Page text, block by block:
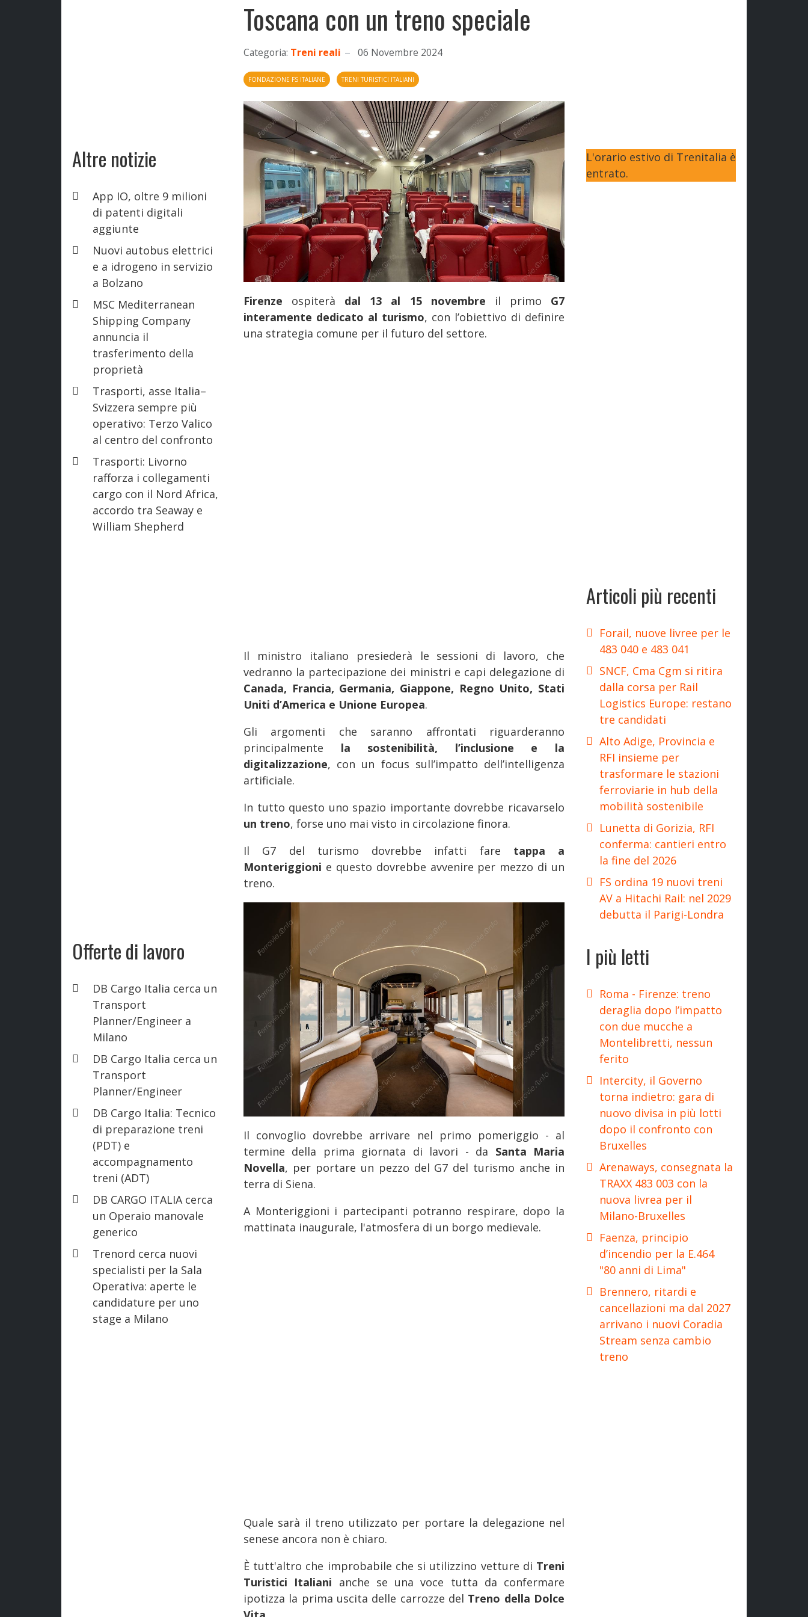
Altre notizie
App IO, oltre 9 milioni
di patenti digitali
aggiunte
Nuovi autobus elettrici
e a idrogeno in servizio
a Bolzano
MSC Mediterranean
Shipping Company
annuncia il
trasferimento della
proprietà
Trasporti, asse Italia–
Svizzera sempre più
operativo: Terzo Valico
al centro del confronto
Trasporti: Livorno
rafforza i collegamenti
cargo con il Nord Africa,
accordo tra Seaway e
William Shepherd
Offerte di lavoro
DB Cargo Italia cerca un
Transport
Planner/Engineer a
Milano
DB Cargo Italia cerca un
Transport
Planner/Engineer
DB Cargo Italia: Tecnico
di preparazione treni
(PDT) e
accompagnamento
treni (ADT)
DB CARGO ITALIA cerca
un Operaio manovale
generico
Trenord cerca nuovi
specialisti per la Sala
Operativa: aperte le
candidature per uno
stage a Milano
Toscana con un treno speciale
Categoria: Treni reali 06 Novembre 2024
FONDAZIONE FS ITALIANE TRENI TURISTICI ITALIANI
Firenze ospiterà dal 13 al 15 novembre il primo G7
interamente dedicato al turismo, con l’obiettivo di definire
una strategia comune per il futuro del settore.
Il ministro italiano presiederà le sessioni di lavoro, che
vedranno la partecipazione dei ministri e capi delegazione di
Canada, Francia, Germania, Giappone, Regno Unito, Stati
Uniti d’America e Unione Europea.
Gli argomenti che saranno affrontati riguarderanno
principalmente la sostenibilità, l’inclusione e la
digitalizzazione, con un focus sull’impatto dell’intelligenza
artificiale.
In tutto questo uno spazio importante dovrebbe ricavarselo
un treno, forse uno mai visto in circolazione finora.
Il G7 del turismo dovrebbe infatti fare tappa a
Monteriggioni e questo dovrebbe avvenire per mezzo di un
treno.
Il convoglio dovrebbe arrivare nel primo pomeriggio - al
termine della prima giornata di lavori - da Santa Maria
Novella, per portare un pezzo del G7 del turismo anche in
terra di Siena.
A Monteriggioni i partecipanti potranno respirare, dopo la
mattinata inaugurale, l'atmosfera di un borgo medievale.
Quale sarà il treno utilizzato per portare la delegazione nel
senese ancora non è chiaro.
È tutt'altro che improbabile che si utilizzino vetture di Treni
Turistici Italiani anche se una voce tutta da confermare
ipotizza la prima uscita delle carrozze del Treno della Dolce
L'orario estivo di Trenitalia è
entrato.
Articoli più recenti
Forail, nuove livree per le
483 040 e 483 041
SNCF, Cma Cgm si ritira
dalla corsa per Rail
Logistics Europe: restano
tre candidati
Alto Adige, Provincia e
RFI insieme per
trasformare le stazioni
ferroviarie in hub della
mobilità sostenibile
Lunetta di Gorizia, RFI
conferma: cantieri entro
la fine del 2026
FS ordina 19 nuovi treni
AV a Hitachi Rail: nel 2029
debutta il Parigi-Londra
I più letti
Roma - Firenze: treno
deraglia dopo l’impatto
con due mucche a
Montelibretti, nessun
ferito
Intercity, il Governo
torna indietro: gara di
nuovo divisa in più lotti
dopo il confronto con
Bruxelles
Arenaways, consegnata la
TRAXX 483 003 con la
nuova livrea per il
Milano-Bruxelles
Faenza, principio
d’incendio per la E.464
"80 anni di Lima"
Brennero, ritardi e
cancellazioni ma dal 2027
arrivano i nuovi Coradia
Stream senza cambio
treno